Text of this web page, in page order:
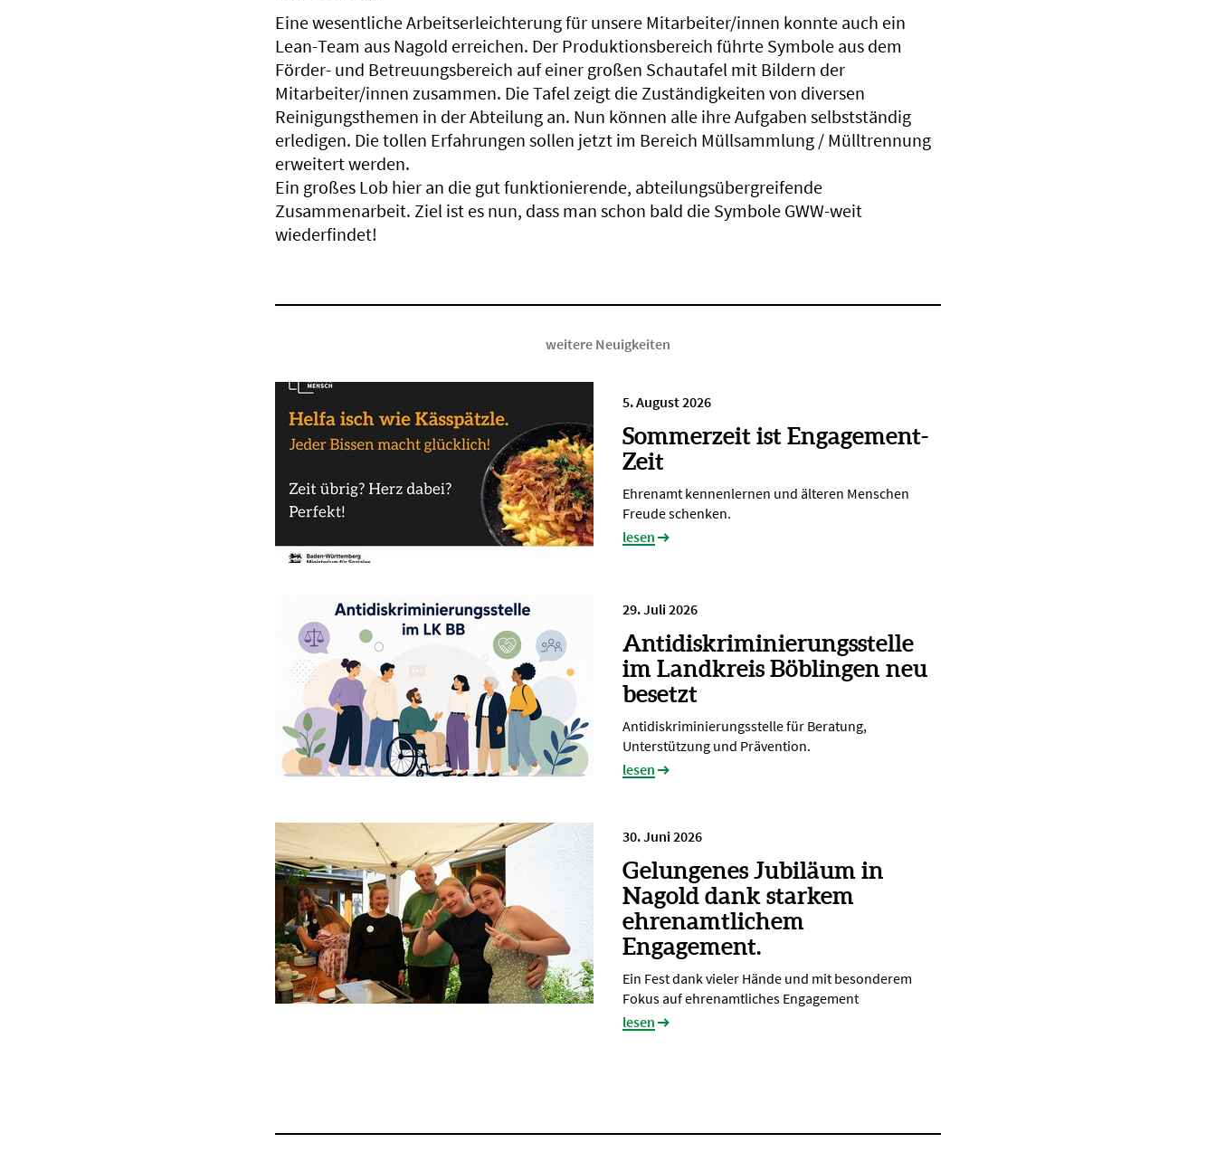
Eine wesentliche Arbeitserleichterung für unsere Mitarbeiter/innen konnte auch ein
Lean-Team aus Nagold erreichen. Der Produktionsbereich führte Symbole aus dem
Förder- und Betreuungsbereich auf einer großen Schautafel mit Bildern der
Mitarbeiter/innen zusammen. Die Tafel zeigt die Zuständigkeiten von diversen
Reinigungsthemen in der Abteilung an. Nun können alle ihre Aufgaben selbstständig
erledigen. Die tollen Erfahrungen sollen jetzt im Bereich Müllsammlung / Mülltrennung
erweitert werden.
Ein großes Lob hier an die gut funktionierende, abteilungsübergreifende
Zusammenarbeit. Ziel ist es nun, dass man schon bald die Symbole GWW-weit
wiederfindet!
weitere Neuigkeiten
5. August 2026
Sommerzeit ist Engagement-
Zeit
Ehrenamt kennenlernen und älteren Menschen
Freude schenken.
lesen
29. Juli 2026
Antidiskriminierungsstelle
im Landkreis Böblingen neu
besetzt
Antidiskriminierungsstelle für Beratung,
Unterstützung und Prävention.
lesen
30. Juni 2026
Gelungenes Jubiläum in
Nagold dank starkem
ehrenamtlichem
Engagement.
Ein Fest dank vieler Hände und mit besonderem
Fokus auf ehrenamtliches Engagement
lesen